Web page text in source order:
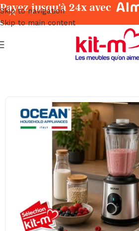
Skip to navigation
Skip to main content
Petits Électroménagers
Payez jusqu'à 24x avec